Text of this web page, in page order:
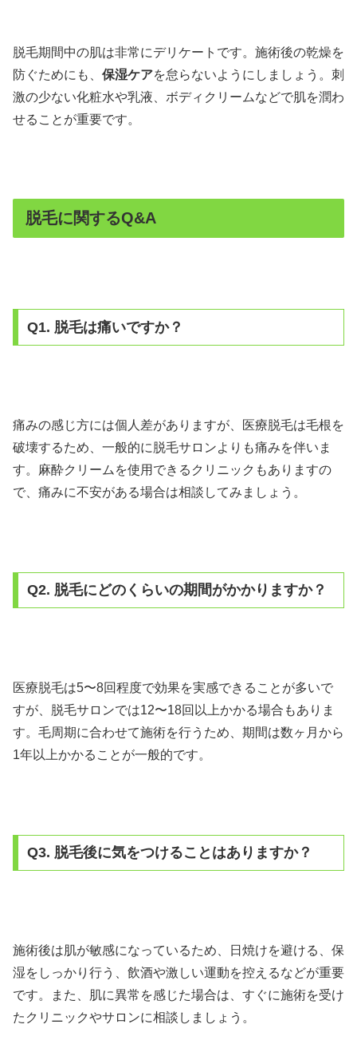
脱毛期間中の肌は非常にデリケートです。施術後の乾燥を
防ぐためにも、 保湿ケアを怠らないようにしましょう。刺
激の少ない化粧水や乳液、ボディクリームなどで肌を潤わ
せることが重要です。
脱毛に関するQ&A
Q1. 脱毛は痛いですか？
痛みの感じ方には個人差がありますが、医療脱毛は毛根を
破壊するため、一般的に脱毛サロンよりも痛みを伴いま
す。麻酔クリームを使用できるクリニックもありますの
で、痛みに不安がある場合は相談してみましょう。
Q2. 脱毛にどのくらいの期間がかかりますか？
医療脱毛は5〜8回程度で効果を実感できることが多いで
すが、脱毛サロンでは12〜18回以上かかる場合もありま
す。毛周期に合わせて施術を行うため、期間は数ヶ月から
1年以上かかることが一般的です。
Q3. 脱毛後に気をつけることはありますか？
施術後は肌が敏感になっているため、日焼けを避ける、保
湿をしっかり行う、飲酒や激しい運動を控えるなどが重要
です。また、肌に異常を感じた場合は、すぐに施術を受け
たクリニックやサロンに相談しましょう。